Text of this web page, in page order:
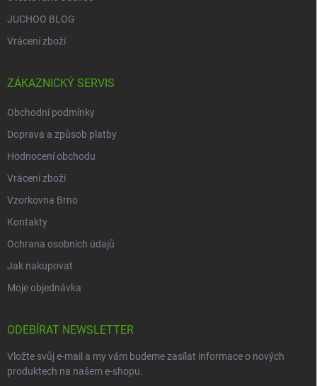
JUCHOO BLOG
Vrácení zboží
ZÁKAZNICKÝ SERVIS
Obchodní podmínky
Doprava a způsob platby
Hodnocení obchodu
Vrácení zboží
Vzorkovna Brno
Kontakty
Ochrana osobních údajů
Jak nakupovat
Moje objednávka
ODEBÍRAT NEWSLETTER
Vložte svůj e-mail a my vám budeme zasílat informace o nových
produktech na našem e-shopu.